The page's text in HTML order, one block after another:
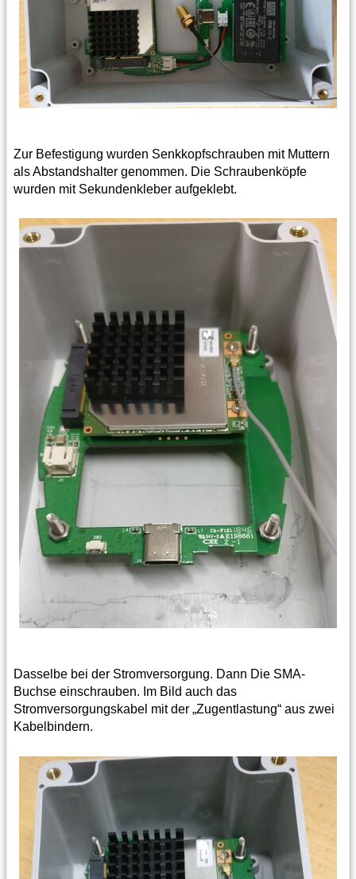
Zur Befestigung wurden Senkkopfschrauben mit Muttern
als Abstandshalter genommen. Die Schraubenköpfe
wurden mit Sekundenkleber aufgeklebt.
Dasselbe bei der Stromversorgung. Dann Die SMA-
Buchse einschrauben. Im Bild auch das
Stromversorgungskabel mit der „Zugentlastung“ aus zwei
Kabelbindern.